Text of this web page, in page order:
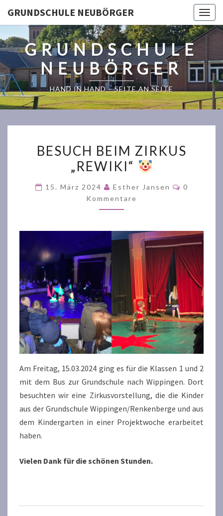
GRUNDSCHULE NEUBÖRGER
GRUNDSCHULE
NEUBÖRGER
HAND IN HAND – SEITE AN SEITE
BEIM
ZIRKUS
BESUCH BEIM ZIRKUS
„REWIKI“
15. März 2024 Esther Jansen
0
Kommentare
Am Freitag, 15.03.2024 ging es für die Klassen 1 und 2
mit dem Bus zur Grundschule nach Wippingen. Dort
besuchten wir eine Zirkusvorstellung, die die Kinder
aus der Grundschule Wippingen/Renkenberge und aus
dem Kindergarten in einer Projektwoche erarbeitet
haben.
Vielen Dank für die schönen Stunden.